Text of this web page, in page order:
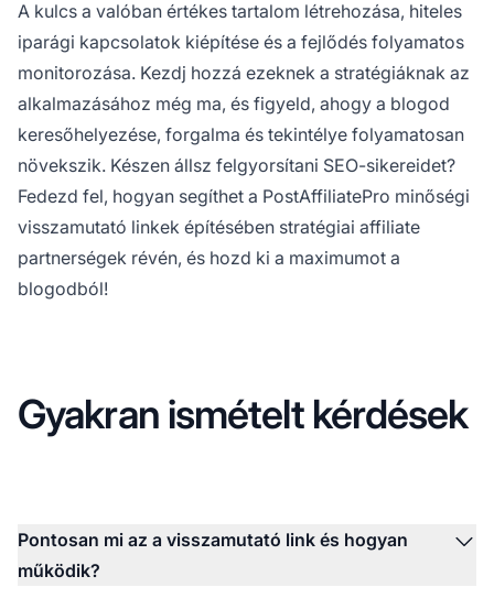
A kulcs a valóban értékes tartalom létrehozása, hiteles
iparági kapcsolatok kiépítése és a fejlődés folyamatos
monitorozása. Kezdj hozzá ezeknek a stratégiáknak az
alkalmazásához még ma, és figyeld, ahogy a blogod
keresőhelyezése, forgalma és tekintélye folyamatosan
növekszik. Készen állsz felgyorsítani SEO-sikereidet?
Fedezd fel, hogyan segíthet a PostAffiliatePro minőségi
visszamutató linkek építésében stratégiai affiliate
partnerségek révén, és hozd ki a maximumot a
blogodból!
Gyakran ismételt kérdések
Pontosan mi az a visszamutató link és hogyan
működik?